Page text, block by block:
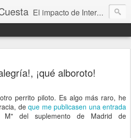
El impacto de Internet en la sociedad visto con mis propios ojos
¡qué alboroto!
perrito piloto. Es algo más raro, he
deque me publicasen una entrada
del suplemento de Madrid de